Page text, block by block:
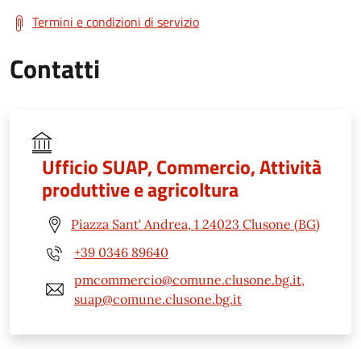
Termini e condizioni di servizio
Contatti
Ufficio SUAP, Commercio, Attività
produttive e agricoltura
Piazza Sant' Andrea, 1 24023 Clusone (BG)
+39 0346 89640
pmcommercio@comune.clusone.bg.it,
suap@comune.clusone.bg.it